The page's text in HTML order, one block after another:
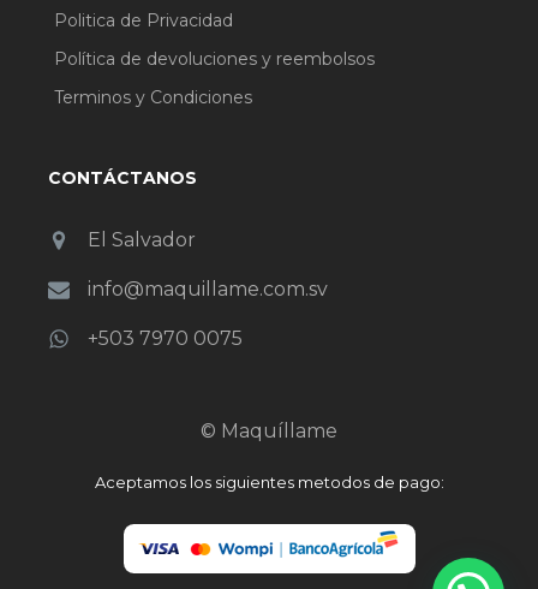
Politica de Privacidad
Política de devoluciones y reembolsos
Terminos y Condiciones
CONTÁCTANOS
El Salvador
info@maquillame.com.sv
+503 7970 0075
© Maquíllame
Aceptamos los siguientes metodos de pago: